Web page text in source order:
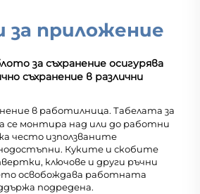
за приложение
за съхранение осигурява
съхранение в различни
в работилница. Табелата за
се монтира над или до работни
често използваните
Куките и скобите
ключове и други ръчни
освобождава работната
подредена.